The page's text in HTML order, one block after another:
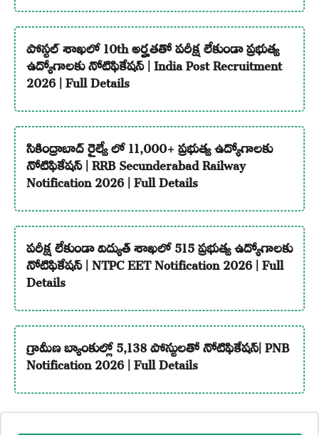
పోస్టల్ శాఖలో 10th అర్హతతో పరీక్ష లేకుండా ప్రభుత్వ
ఉద్యోగాలకు నోటిఫికేషన్ | India Post Recruitment
2026 | Full Details
సికింద్రాబాద్ రైల్వే లో 11,000+ ప్రభుత్వ ఉద్యోగాలకు
నోటిఫికేషన్ | RRB Secunderabad Railway
Notification 2026 | Full Details
పరీక్ష లేకుండా విద్యుత్ శాఖలో 515 ప్రభుత్వ ఉద్యోగాలకు
నోటిఫికేషన్ | NTPC EET Notification 2026 | Full
Details
గ్రామీణ బ్యాంకుల్లో 5,138 పోస్టులతో నోటిఫికేషన్| PNB
Notification 2026 | Full Details